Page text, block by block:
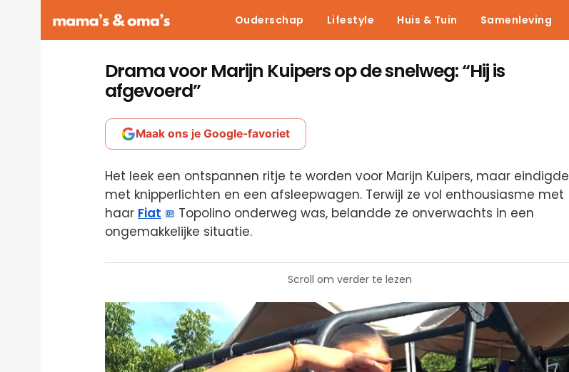
Ouderschap Lifestyle Huis & Tuin Samenleving
Drama voor Marijn Kuipers op de snelweg: “Hij is
afgevoerd”
Maak ons je Google-favoriet
Het leek een ontspannen ritje te worden voor Marijn Kuipers, maar eindigde
met knipperlichten en een afsleepwagen. Terwijl ze vol enthousiasme met
haar Fiat
Topolino onderweg was, belandde ze onverwachts in een
ongemakkelijke situatie.
Scroll om verder te lezen